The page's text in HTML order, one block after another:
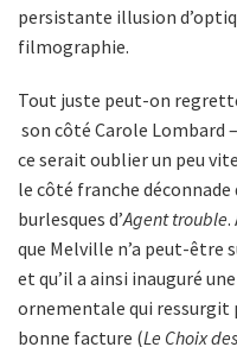
persistante illusion
filmographie.
Tout juste peut-on
son côté Carole Lombard
ce serait oublier un peu
le côté franche
burlesques d’Agent trouble.
que Melville n’a peut-être
et qu’il a ainsi inauguré
ornementale qui ressurgit
bonne facture (Le Choix